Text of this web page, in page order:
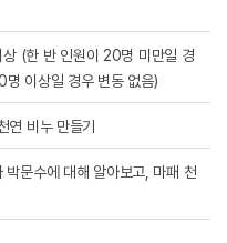
(한 반 인원이 20명 미만일 경
이상일 경우 변동 없음)
연 비누 만들기
박문수에 대해 알아보고, 마패 천